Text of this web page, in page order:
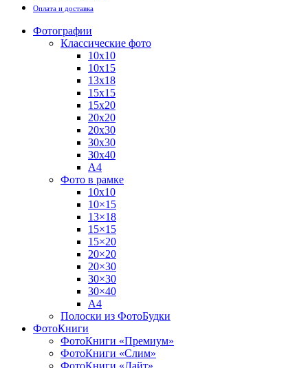
Оплата и доставка
Фотографии
Классические фото
10х10
10х15
13х18
15х15
15х20
20х20
20х30
30х30
30х40
А4
Фото в рамке
10х10
10×15
13×18
15×15
15×20
20×20
20×30
30×30
30×40
A4
Полоски из ФотоБудки
ФотоКниги
ФотоКниги «Премиум»
ФотоКниги «Слим»
ФотоКниги «Лайт»